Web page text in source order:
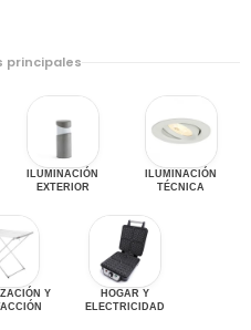
principales
ILUMINACIÓN
EXTERIOR
ILUMINACIÓN
TÉCNICA
Y
HOGAR Y
ELECTRICIDAD